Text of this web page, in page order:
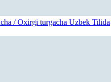
/ Oxirgi turgacha Uzbek Tilida